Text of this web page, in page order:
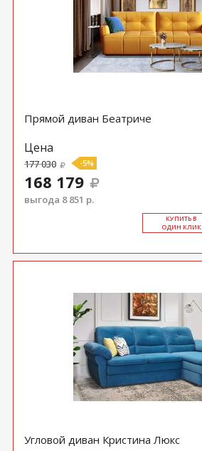
Прямой диван Беатриче
Цена
177 030 -5%
168 179
выгода 8 851 р.
КУ­ПИТЬ В
ОДИН КЛИК
Угловой диван Кристина Люкс